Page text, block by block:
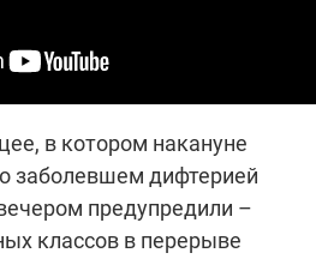
в котором накануне
заболевшем дифтерией
предупредили –
классов в перерыве